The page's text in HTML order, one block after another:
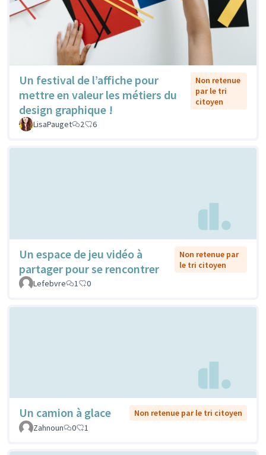
Un festival de l’affiche pour
mettre en valeur les métiers du
design graphique !
Non retenue
par le tri
citoyen
LisaPauget 2 6
Un espace de jeu vidéo à
partager pour se rencontrer
Non retenue par
le tri citoyen
Lefebvre
1 0
Un camion à glace
Non retenue par le tri citoyen
Zahnoun
0 1